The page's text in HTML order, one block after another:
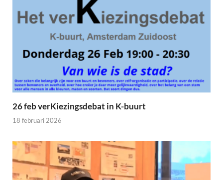
26 feb verKiezingsdebat in K-buurt
18 februari 2026